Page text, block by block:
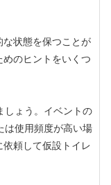
状態を保つことが
のヒントをいくつ
しょう。イベントの
は使用頻度が高い場
頼して仮設トイレ